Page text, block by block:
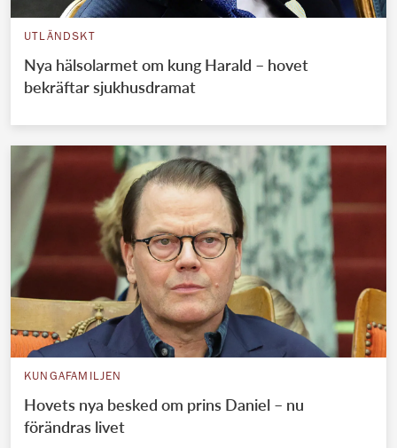
UTLÄNDSKT
Nya hälsolarmet om kung Harald – hovet
bekräftar sjukhusdramat
KUNGAFAMILJEN
Hovets nya besked om prins Daniel – nu
förändras livet